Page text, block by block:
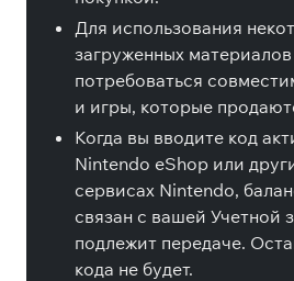
Для использования
загруженных
потребоваться
и игры, которые
Когда вы вводите код
Nintendo eShop или
сервисах Nintendo,
связан с вашей Учетной
подлежит передаче.
кода не будет.